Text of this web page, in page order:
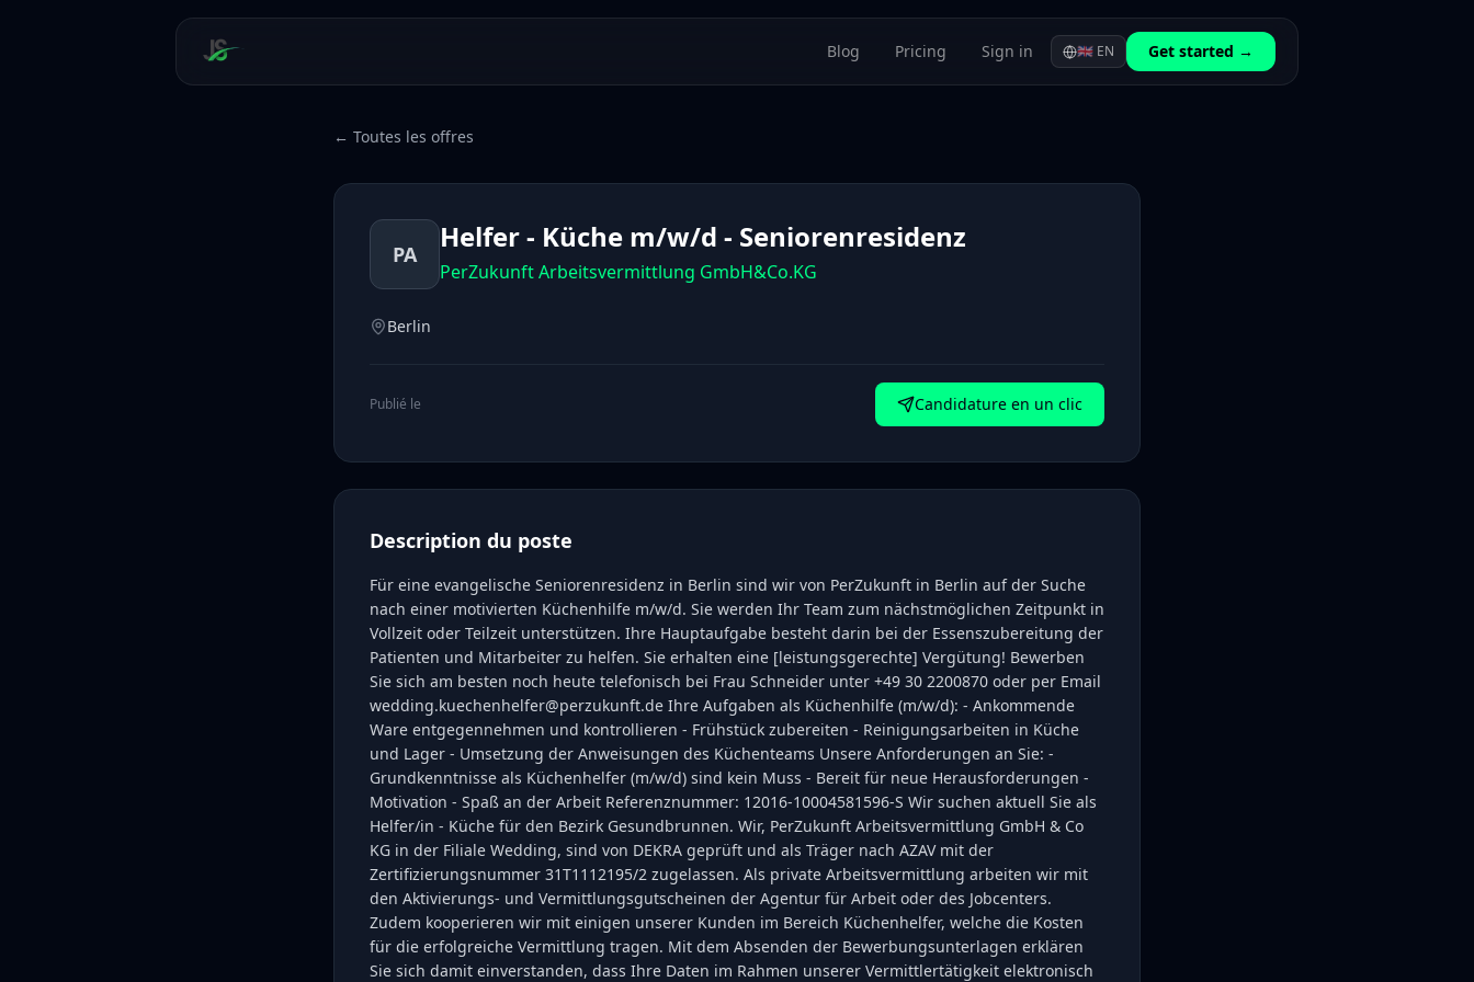
Blog Pricing Sign in 🇬🇧 EN Get started →
← Toutes les offres
PA Helfer - Küche m/w/d - Seniorenresidenz
PerZukunft Arbeitsvermittlung GmbH&Co.KG
Berlin
Publié le Candidature en un clic
Description du poste
Für eine evangelische Seniorenresidenz in Berlin sind wir von PerZukunft in Berlin auf der Suche
nach einer motivierten Küchenhilfe m/w/d. Sie werden Ihr Team zum nächstmöglichen Zeitpunkt in
Vollzeit oder Teilzeit unterstützen. Ihre Hauptaufgabe besteht darin bei der Essenszubereitung der
Patienten und Mitarbeiter zu helfen. Sie erhalten eine [leistungsgerechte] Vergütung! Bewerben
Sie sich am besten noch heute telefonisch bei Frau Schneider unter +49 30 2200870 oder per Email
wedding.kuechenhelfer@perzukunft.de Ihre Aufgaben als Küchenhilfe (m/w/d): - Ankommende
Ware entgegennehmen und kontrollieren - Frühstück zubereiten - Reinigungsarbeiten in Küche
und Lager - Umsetzung der Anweisungen des Küchenteams Unsere Anforderungen an Sie: -
Grundkenntnisse als Küchenhelfer (m/w/d) sind kein Muss - Bereit für neue Herausforderungen -
Motivation - Spaß an der Arbeit Referenznummer: 12016-10004581596-S Wir suchen aktuell Sie als
Helfer/in - Küche für den Bezirk Gesundbrunnen. Wir, PerZukunft Arbeitsvermittlung GmbH & Co
KG in der Filiale Wedding, sind von DEKRA geprüft und als Träger nach AZAV mit der
Zertifizierungsnummer 31T1112195/2 zugelassen. Als private Arbeitsvermittlung arbeiten wir mit
den Aktivierungs- und Vermittlungsgutscheinen der Agentur für Arbeit oder des Jobcenters.
Zudem kooperieren wir mit einigen unserer Kunden im Bereich Küchenhelfer, welche die Kosten
für die erfolgreiche Vermittlung tragen. Mit dem Absenden der Bewerbungsunterlagen erklären
Sie sich damit einverstanden, dass Ihre Daten im Rahmen unserer Vermittlertätigkeit elektronisch